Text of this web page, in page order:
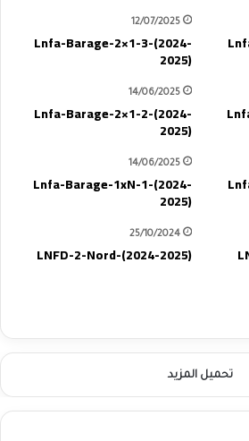
12/07/2025
Lnfa-Barage-2×1-3-(2024-
2025)
14/06/2025
Lnfa-Barage-2×1-2-(2024-
2025)
14/06/2025
Lnfa-Barage-1xN-1-(2024-
2025)
25/10/2024
LNFD-2-Nord-(2024-2025)
تحميل المزيد